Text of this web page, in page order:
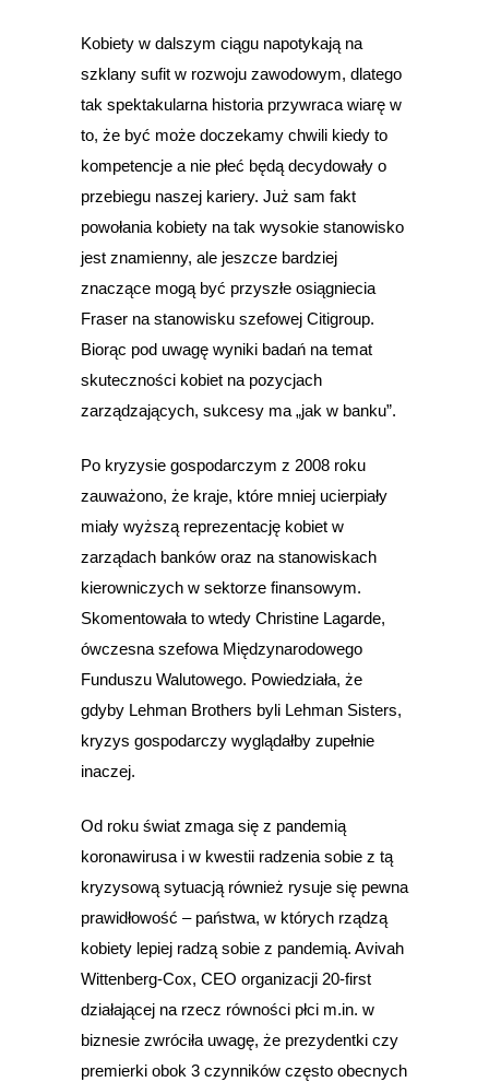
Kobiety w dalszym ciągu napotykają na
szklany sufit w rozwoju zawodowym, dlatego
tak spektakularna historia przywraca wiarę w
to, że być może doczekamy chwili kiedy to
kompetencje a nie płeć będą decydowały o
przebiegu naszej kariery. Już sam fakt
powołania kobiety na tak wysokie stanowisko
jest znamienny, ale jeszcze bardziej
znaczące mogą być przyszłe osiągniecia
Fraser na stanowisku szefowej Citigroup.
Biorąc pod uwagę wyniki badań na temat
skuteczności kobiet na pozycjach
zarządzających, sukcesy ma „jak w banku”.
Po kryzysie gospodarczym z 2008 roku
zauważono, że kraje, które mniej ucierpiały
miały wyższą reprezentację kobiet w
zarządach banków oraz na stanowiskach
kierowniczych w sektorze finansowym.
Skomentowała to wtedy Christine Lagarde,
ówczesna szefowa Międzynarodowego
Funduszu Walutowego. Powiedziała, że
gdyby Lehman Brothers byli Lehman Sisters,
kryzys gospodarczy wyglądałby zupełnie
inaczej.
Od roku świat zmaga się z pandemią
koronawirusa i w kwestii radzenia sobie z tą
kryzysową sytuacją również rysuje się pewna
prawidłowość – państwa, w których rządzą
kobiety lepiej radzą sobie z pandemią. Avivah
Wittenberg-Cox, CEO organizacji 20-first
działającej na rzecz równości płci m.in. w
biznesie zwróciła uwagę, że prezydentki czy
premierki obok 3 czynników często obecnych